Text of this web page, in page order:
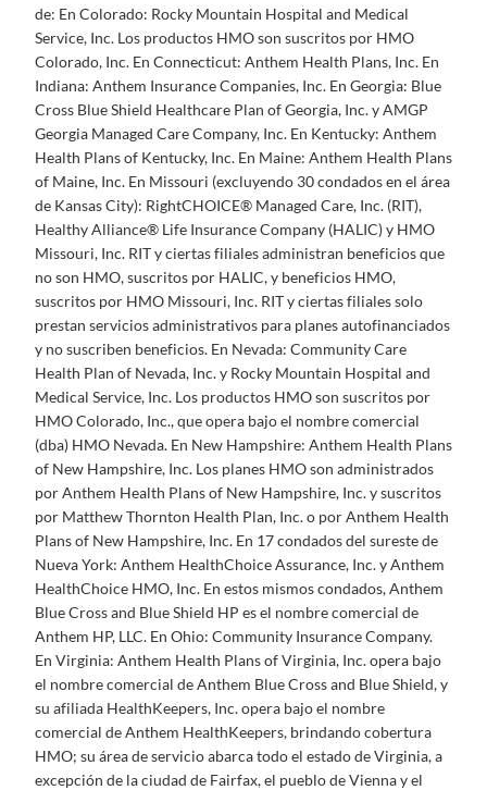
de: En Colorado: Rocky Mountain Hospital and Medical
Service, Inc. Los productos HMO son suscritos por HMO
Colorado, Inc. En Connecticut: Anthem Health Plans, Inc. En
Indiana: Anthem Insurance Companies, Inc. En Georgia: Blue
Cross Blue Shield Healthcare Plan of Georgia, Inc. y AMGP
Georgia Managed Care Company, Inc. En Kentucky: Anthem
Health Plans of Kentucky, Inc. En Maine: Anthem Health Plans
of Maine, Inc. En Missouri (excluyendo 30 condados en el área
de Kansas City): RightCHOICE® Managed Care, Inc. (RIT),
Healthy Alliance® Life Insurance Company (HALIC) y HMO
Missouri, Inc. RIT y ciertas filiales administran beneficios que
no son HMO, suscritos por HALIC, y beneficios HMO,
suscritos por HMO Missouri, Inc. RIT y ciertas filiales solo
prestan servicios administrativos para planes autofinanciados
y no suscriben beneficios. En Nevada: Community Care
Health Plan of Nevada, Inc. y Rocky Mountain Hospital and
Medical Service, Inc. Los productos HMO son suscritos por
HMO Colorado, Inc., que opera bajo el nombre comercial
(dba) HMO Nevada. En New Hampshire: Anthem Health Plans
of New Hampshire, Inc. Los planes HMO son administrados
por Anthem Health Plans of New Hampshire, Inc. y suscritos
por Matthew Thornton Health Plan, Inc. o por Anthem Health
Plans of New Hampshire, Inc. En 17 condados del sureste de
Nueva York: Anthem HealthChoice Assurance, Inc. y Anthem
HealthChoice HMO, Inc. En estos mismos condados, Anthem
Blue Cross and Blue Shield HP es el nombre comercial de
Anthem HP, LLC. En Ohio: Community Insurance Company.
En Virginia: Anthem Health Plans of Virginia, Inc. opera bajo
el nombre comercial de Anthem Blue Cross and Blue Shield, y
su afiliada HealthKeepers, Inc. opera bajo el nombre
comercial de Anthem HealthKeepers, brindando cobertura
HMO; su área de servicio abarca todo el estado de Virginia, a
excepción de la ciudad de Fairfax, el pueblo de Vienna y el